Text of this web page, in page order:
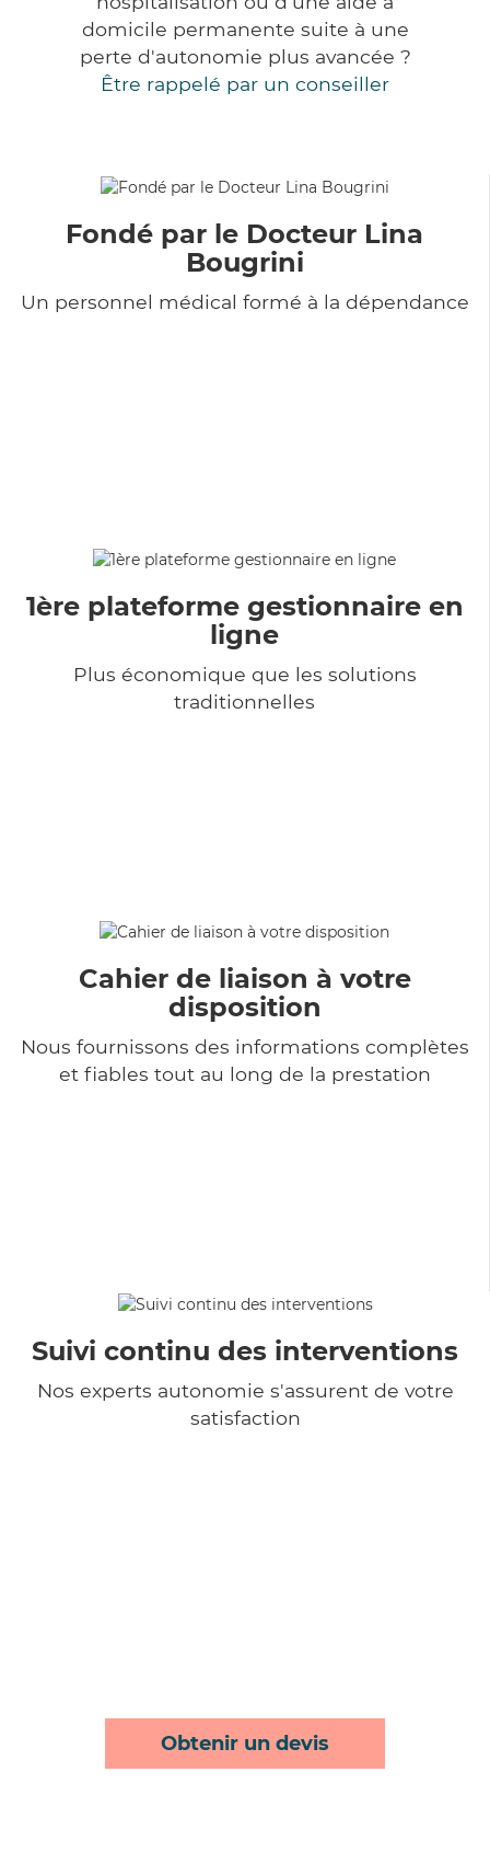
domicile permanente suite à une
perte d'autonomie plus avancée ?
Être rappelé par un conseiller
Fondé par le Docteur Lina
Bougrini
Un personnel médical formé à la dépendance
1ère plateforme gestionnaire en
ligne
Plus économique que les solutions
traditionnelles
Cahier de liaison à votre
disposition
Nous fournissons des informations complètes
et fiables tout au long de la prestation
Suivi continu des interventions
Nos experts autonomie s'assurent de votre
satisfaction
Obtenir un devis